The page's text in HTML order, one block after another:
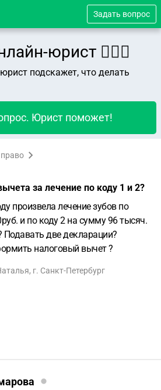
Задать вопрос
юрист 👨🏻‍⚖️
подскажет, что делать
Юрист поможет!
за лечение по коду 1 и 2?
произвела лечение зубов по
и по коду 2 на сумму 96 тысяч.
Подавать две декларации?
налоговый вычет ?
, г. Санкт-Петербург